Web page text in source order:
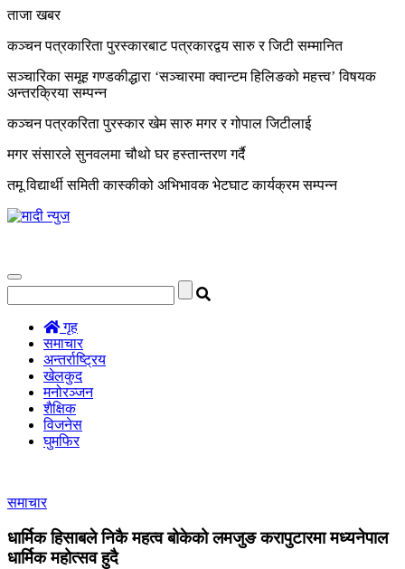
ताजा खबर
कञ्चन पत्रकारिता पुरस्कारबाट पत्रकारद्वय सारु र जिटी सम्मानित
सञ्चारिका समूह गण्डकीद्धारा ‘सञ्चारमा क्वान्टम हिलिङको महत्त्व’ विषयक
अन्तरक्रिया सम्पन्न
कञ्चन पत्रकरिता पुरस्कार खेम सारु मगर र गोपाल जिटीलाई
मगर संसारले सुनवलमा चौथो घर हस्तान्तरण गर्दै
तमू विद्यार्थी समिती कास्कीको अभिभावक भेटघाट कार्यक्रम सम्पन्न
Toggle
गृह
समाचार
अन्तर्राष्ट्रिय
खेलकुद
मनोरञ्जन
शैक्षिक
विजनेस
घुमफिर
समाचार
धार्मिक हिसाबले निकै महत्व बोकेको लमजुङ करापुटारमा मध्यनेपाल
धार्मिक महोत्सव हुदै